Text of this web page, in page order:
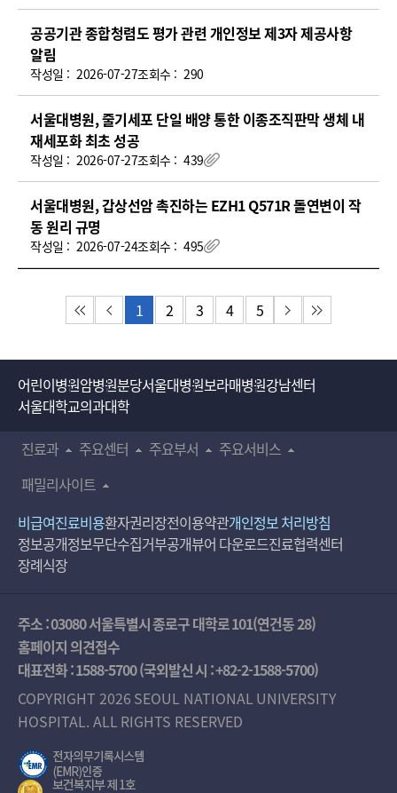
공공기관 종합청렴도 평가 관련 개인정보 제3자 제공사항
알림
작성일 : 2026-07-27조회수 : 290
서울대병원, 줄기세포 단일 배양 통한 이종조직판막 생체 내
재세포화 최초 성공
작성일 : 2026-07-27조회수 : 439 첨부파일
서울대병원, 갑상선암 촉진하는 EZH1 Q571R 돌연변이 작
동 원리 규명
작성일 : 2026-07-24조회수 : 495 첨부파일
첫 페이지이전 페이지
1 2 3 4 5
다음 페이지마지막 페이지
어린이병원암병원분당서울대병원보라매병원강남센터
서울대학교의과대학
진료과
주요센터 주요부서
주요서비스
패밀리사이트
비급여진료비용환자권리장전이용약관개인정보 처리방침
정보공개정보무단수집거부공개뷰어 다운로드진료협력센터
장례식장
주소 : 03080 서울특별시 종로구 대학로 101(연건동 28)
홈페이지 의견접수
대표전화 :1588-5700(국외발신 시 :+82-2-1588-5700)
COPYRIGHT 2026 SEOUL NATIONAL UNIVERSITY
HOSPITAL. ALL RIGHTS RESERVED